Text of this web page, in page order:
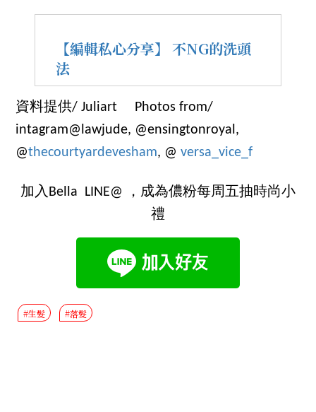
【編輯私心分享】 不NG的洗頭
法
資料提供/ Juliart Photos from/
intagram@lawjude, @ensingtonroyal,
@thecourtyardevesham, @versa_vice_f
加入Bella LINE@ ，成為儂粉每周五抽時尚小
禮
#生髮 #落髮